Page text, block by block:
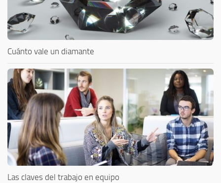
Cuánto vale un diamante
Las claves del trabajo en equipo